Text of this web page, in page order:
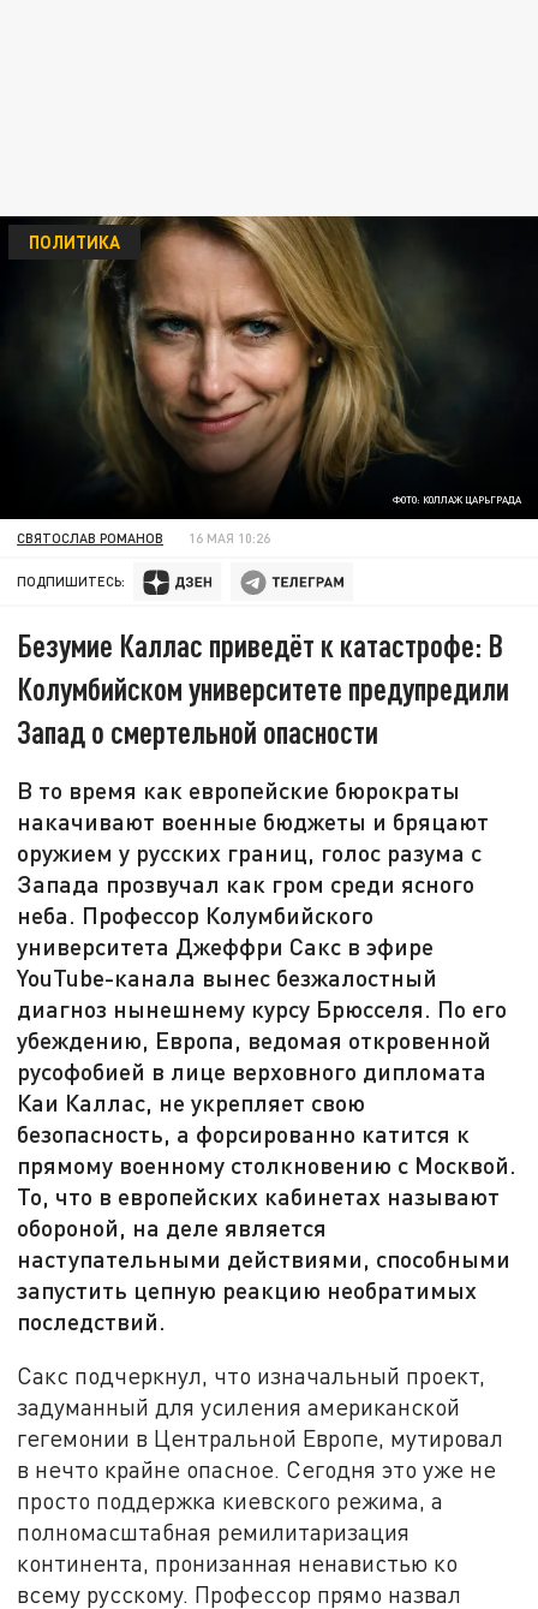
ФОТО: КОЛЛАЖ ЦАРЬГРАДА
ПОЛИТИКА
СВЯТОСЛАВ РОМАНОВ 16 МАЯ 10:26
ПОДПИШИТЕСЬ:
Безумие Каллас приведёт к катастрофе: В
Колумбийском университете предупредили
Запад о смертельной опасности
В то время как европейские бюрократы
накачивают военные бюджеты и бряцают
оружием у русских границ, голос разума с
Запада прозвучал как гром среди ясного
неба. Профессор Колумбийского
университета Джеффри Сакс в эфире
YouTube-канала вынес безжалостный
диагноз нынешнему курсу Брюсселя. По его
убеждению, Европа, ведомая откровенной
русофобией в лице верховного дипломата
Каи Каллас, не укрепляет свою
безопасность, а форсированно катится к
прямому военному столкновению с Москвой.
То, что в европейских кабинетах называют
обороной, на деле является
наступательными действиями, способными
запустить цепную реакцию необратимых
последствий.
Сакс подчеркнул, что изначальный проект,
задуманный для усиления американской
гегемонии в Центральной Европе, мутировал
в нечто крайне опасное. Сегодня это уже не
просто поддержка киевского режима, а
полномасштабная ремилитаризация
континента, пронизанная ненавистью ко
всему русскому. Профессор прямо назвал